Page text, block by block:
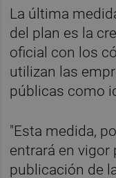
La última
del plan es la
oficial con los
utilizan las
públicas como
"Esta medida,
entrará en vigor
publicación de